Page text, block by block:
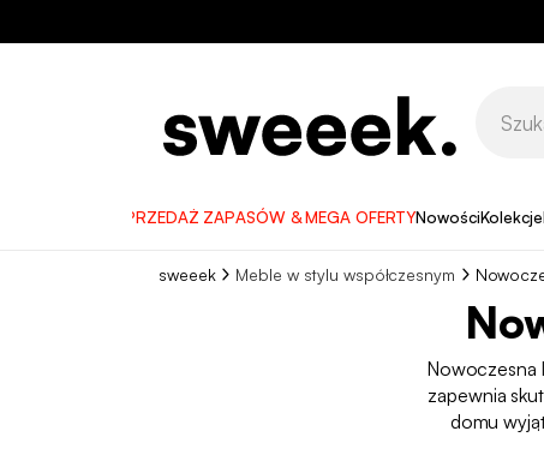
WYPRZEDAŻ ZAPASÓW & MEGA OFERTYNowościKolekcje
sweeek Meble w stylu współczesnym
Nowoczesna
zapewnia
domu